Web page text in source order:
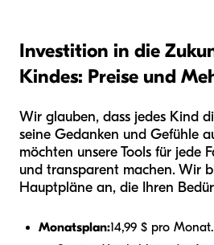
Investition in die
Kindes: Preise und
Wir glauben, dass jedes Kind
seine Gedanken und Gefühle
möchten unsere Tools für jede
und transparent machen. Wir
Hauptpläne an, die Ihren
Monatsplan:14,99 $ pro